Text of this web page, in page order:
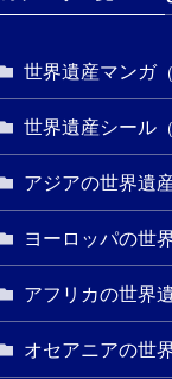
世界遺産マンガ
世界遺産シール
アジアの世界遺
ヨーロッパの世
アフリカの世界
オセアニアの世